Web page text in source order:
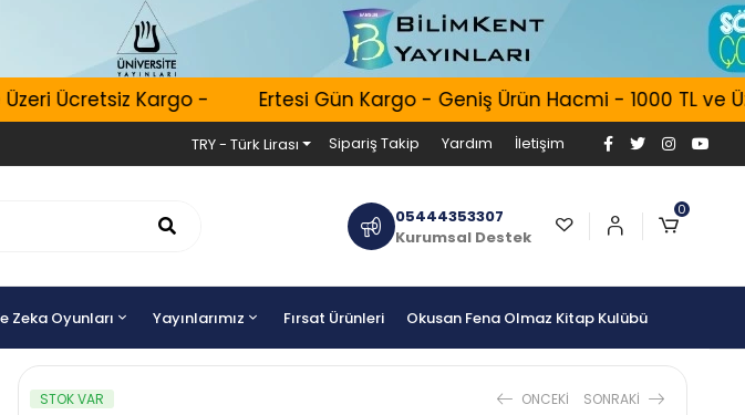
Ücretsiz Kargo - Ertesi Gün Kargo - Geniş Ürün Hacmi - 1000 TL ve
TRY - Türk Lirası Sipariş Takip Yardım İletişim
05444353307
Kurumsal Destek
0
Zeka Oyunları Yayınlarımız Fırsat Ürünleri Okusan Fena Olmaz Kitap Kulübü
STOK VAR ONCEKI SONRAKI